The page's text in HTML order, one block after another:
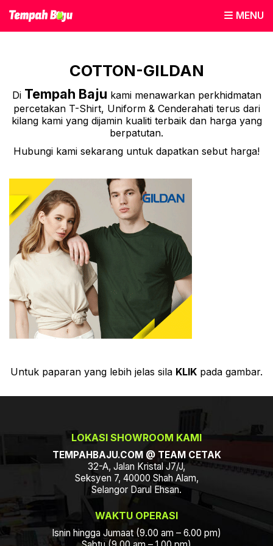
MENU
COTTON-GILDAN
Di Tempah Baju kami menawarkan perkhidmatan
percetakan T-Shirt, Uniform & Cenderahati terus dari
kilang kami yang dijamin kualiti terbaik dan harga yang
berpatutan.
Hubungi kami sekarang untuk dapatkan sebut harga!
Untuk paparan yang lebih jelas sila KLIK pada gambar.
LOKASI SHOWROOM KAMI
TEMPAHBAJU.COM @ TEAM CETAK
32-A, Jalan Kristal J7/J,
Seksyen 7, 40000 Shah Alam,
Selangor Darul Ehsan.
WAKTU OPERASI
Isnin hingga Jumaat (9.00 am – 6.00 pm)